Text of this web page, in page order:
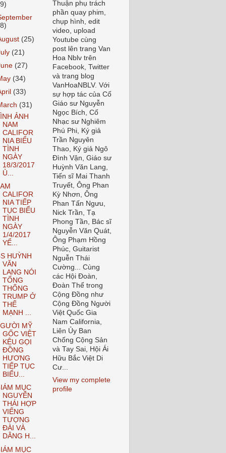
(25)
(21)
(27)
(34)
(33)
(31)
ẢNH
NAM
CALIFOR
NIA BIỂU
TÌNH
NGÀY
18/3/2017
Ủ...
CALIFOR
NIA TIẾP
TỤC BIỂU
TÌNH
NGÀY
1/4/2017
YỂ...
HUỲNH
VĂN
LANG NÓI
TỔNG
THỐNG
TRUMP Ở
THẾ
MẠNH ...
MỸ
GỐC VIỆT
KÊU GỌI
ĐỒNG
HƯƠNG
TIẾP TỤC
BIỂU...
MỤC
NGUYỄN
THÁI HỢP
VIẾNG
TƯỢNG
ĐÀI VÀ
DÂNG H...
MỤC
Thuận phụ trách
phần quay phim,
chụp hình, edit
video, upload
Youtube cùng
post lên trang Van
Hoa Nblv trên
Facebook, Twitter
và trang blog
VanHoaNBLV. Với
sự hợp tác của Cố
Giáo sư Nguyễn
Ngọc Bích, Cố
Nhạc sư Nghiêm
Phú Phi, Ký giả
Trần Nguyên
Thao, Ký giả Ngô
Đình Vận, Giáo sư
Huỳnh Văn Lang,
Tiến sĩ Mai Thanh
Truyết, Ông Phan
Kỳ Nhơn, Ông
Phan Tấn Ngưu,
Nick Trần, Tạ
Phong Tần, Bác sĩ
Nguyễn Văn Quát,
Ông Phạm Hồng
Phúc, Guitarist
Nguễn Thái
Cường... Cùng
các Hội Đoàn,
Đoàn Thể trong
Cộng Đồng như
Cộng Đồng Người
Việt Quốc Gia
Nam California,
Liên Ủy Ban
Chống Cộng Sản
và Tay Sai, Hội Ái
Hữu Bắc Việt Di
Cư...
View my complete
profile